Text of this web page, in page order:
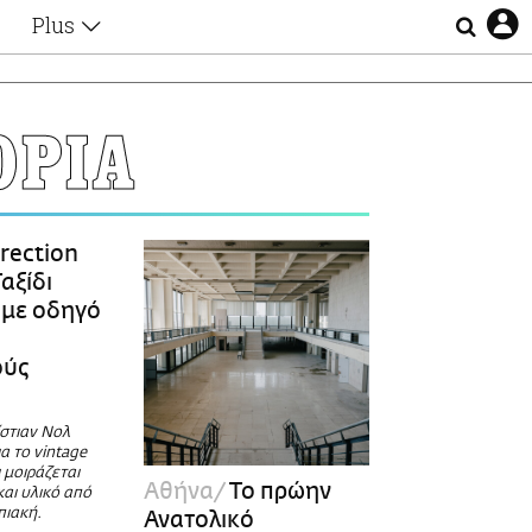
Plus
Αφιερώματα
Ζώδια
Οι Αθηναίοι
Απώλειες
Lgbtqi+
οδηγό
Νολ
το vintage
υλικό από
Αθήνα Το πρώην
Ανατολικό